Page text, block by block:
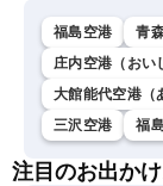
福島空港 青
庄内空港（おい
大館能代空港（
三沢空港
福
注目のお出か